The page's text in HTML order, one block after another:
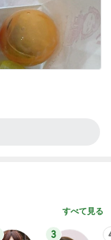
すべて見る
3